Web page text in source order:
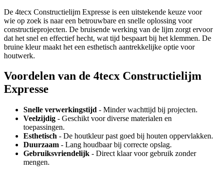
De 4tecx Constructielijm Expresse is een uitstekende keuze voor
wie op zoek is naar een betrouwbare en snelle oplossing voor
constructieprojecten. De bruisende werking van de lijm zorgt ervoor
dat het snel en effectief hecht, wat tijd bespaart bij het klemmen. De
bruine kleur maakt het een esthetisch aantrekkelijke optie voor
houtwerk.
Voordelen van de 4tecx Constructielijm
Expresse
Snelle verwerkingstijd - Minder wachttijd bij projecten.
Veelzijdig - Geschikt voor diverse materialen en
toepassingen.
Esthetisch - De houtkleur past goed bij houten oppervlakken.
Duurzaam - Lang houdbaar bij correcte opslag.
Gebruiksvriendelijk - Direct klaar voor gebruik zonder
mengen.